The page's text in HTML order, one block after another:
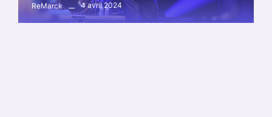
ReMarck 4 avril 2024